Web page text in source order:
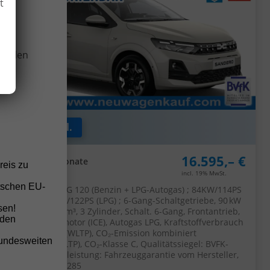
UVL : 4 - 6 Monate 16.595,– €
incl. 19% MwSt.
ab 129,– € mtl.
5-türig, 1.2 Eco-G 120 (Benzin + LPG-Autogas) ; 84KW/114PS
(Benzin) / 90KW/122PS (LPG) ; 6-Gang-Schaltgetriebe, 90 kW
(122 PS), 1.199 cm³, 3 Zylinder, Schalt. 6-Gang, Frontantrieb,
Verbrennungsmotor (ICE), Autogas LPG, Kraftstoffverbrauch
kombiniert 6,8 (WLTP), CO₂-Emission kombiniert
111.00 g/km (WLTP), CO₂-Klasse C, Qualitätssiegel: BVFK-
Siegel, Garantieleistung: Fahrzeuggarantie vom Hersteller,
Fahrzeugnr.: 52285
zu
EU-